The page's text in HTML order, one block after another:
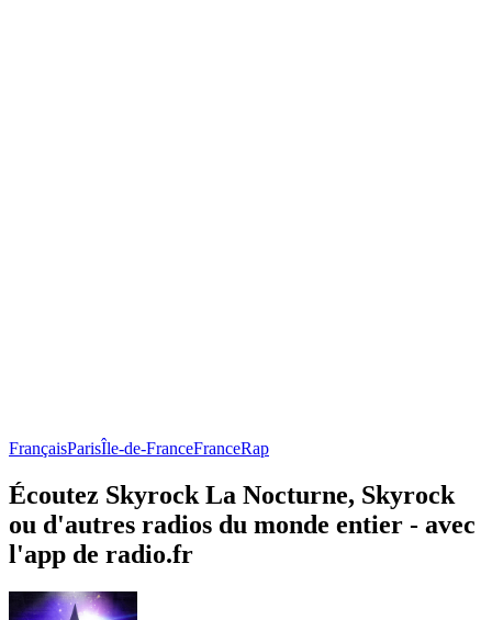
FrançaisParisÎle-de-FranceFranceRap
Écoutez Skyrock La Nocturne, Skyrock
ou d'autres radios du monde entier - avec
l'app de radio.fr